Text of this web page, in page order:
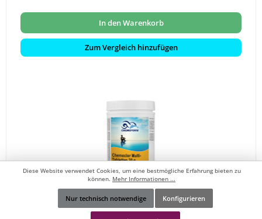
In den Warenkorb
Zum Vergleich hinzufügen
Werkzeugleiste anzeigen
Diese Website verwendet Cookies, um eine bestmögliche Erfahrung bieten zu
können. Mehr Informationen ...
Nur technisch notwendige Konfigurieren